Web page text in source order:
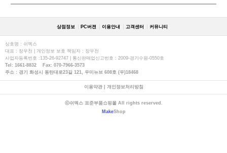
상점정보 PC버젼 이용안내 고객센터 커뮤니티
상호명 : 쉬멕스
대표 : 장우천 | 개인정보 보호 책임자 : 장우천
사업자등록번호 :135-26-92747 | 통신판매업신고번호 : 2009-경기수원-0550호
Tel: 1661-8832 Fax: 070-7966-3573
주소 : 경기 화성시 동탄대로23길 121, 우미뉴브 608호 (우)18468
이용약관| 개인정보처리방침
ⓒ쉬멕스 표준부품쇼핑몰 All rights reserved.
MakeShop